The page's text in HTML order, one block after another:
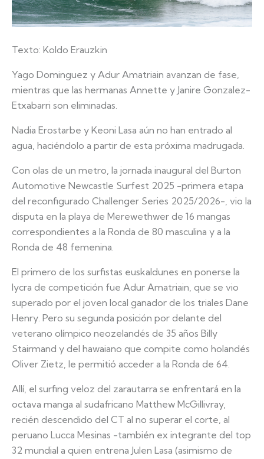
Texto: Koldo Erauzkin
Yago Dominguez y Adur Amatriain avanzan de fase,
mientras que las hermanas Annette y Janire Gonzalez-
Etxabarri son eliminadas.
Nadia Erostarbe y Keoni Lasa aún no han entrado al
agua, haciéndolo a partir de esta próxima madrugada.
Con olas de un metro, la jornada inaugural del Burton
Automotive Newcastle Surfest 2025 -primera etapa
del reconfigurado Challenger Series 2025/2026-, vio la
disputa en la playa de Merewethwer de 16 mangas
correspondientes a la Ronda de 80 masculina y a la
Ronda de 48 femenina.
El primero de los surfistas euskaldunes en ponerse la
lycra de competición fue Adur Amatriain, que se vio
superado por el joven local ganador de los triales Dane
Henry. Pero su segunda posición por delante del
veterano olímpico neozelandés de 35 años Billy
Stairmand y del hawaiano que compite como holandés
Oliver Zietz, le permitió acceder a la Ronda de 64.
Allí, el surfing veloz del zarautarra se enfrentará en la
octava manga al sudafricano Matthew McGillivray,
recién descendido del CT al no superar el corte, al
peruano Lucca Mesinas -también ex integrante del top
32 mundial a quien entrena Julen Lasa (asimismo de